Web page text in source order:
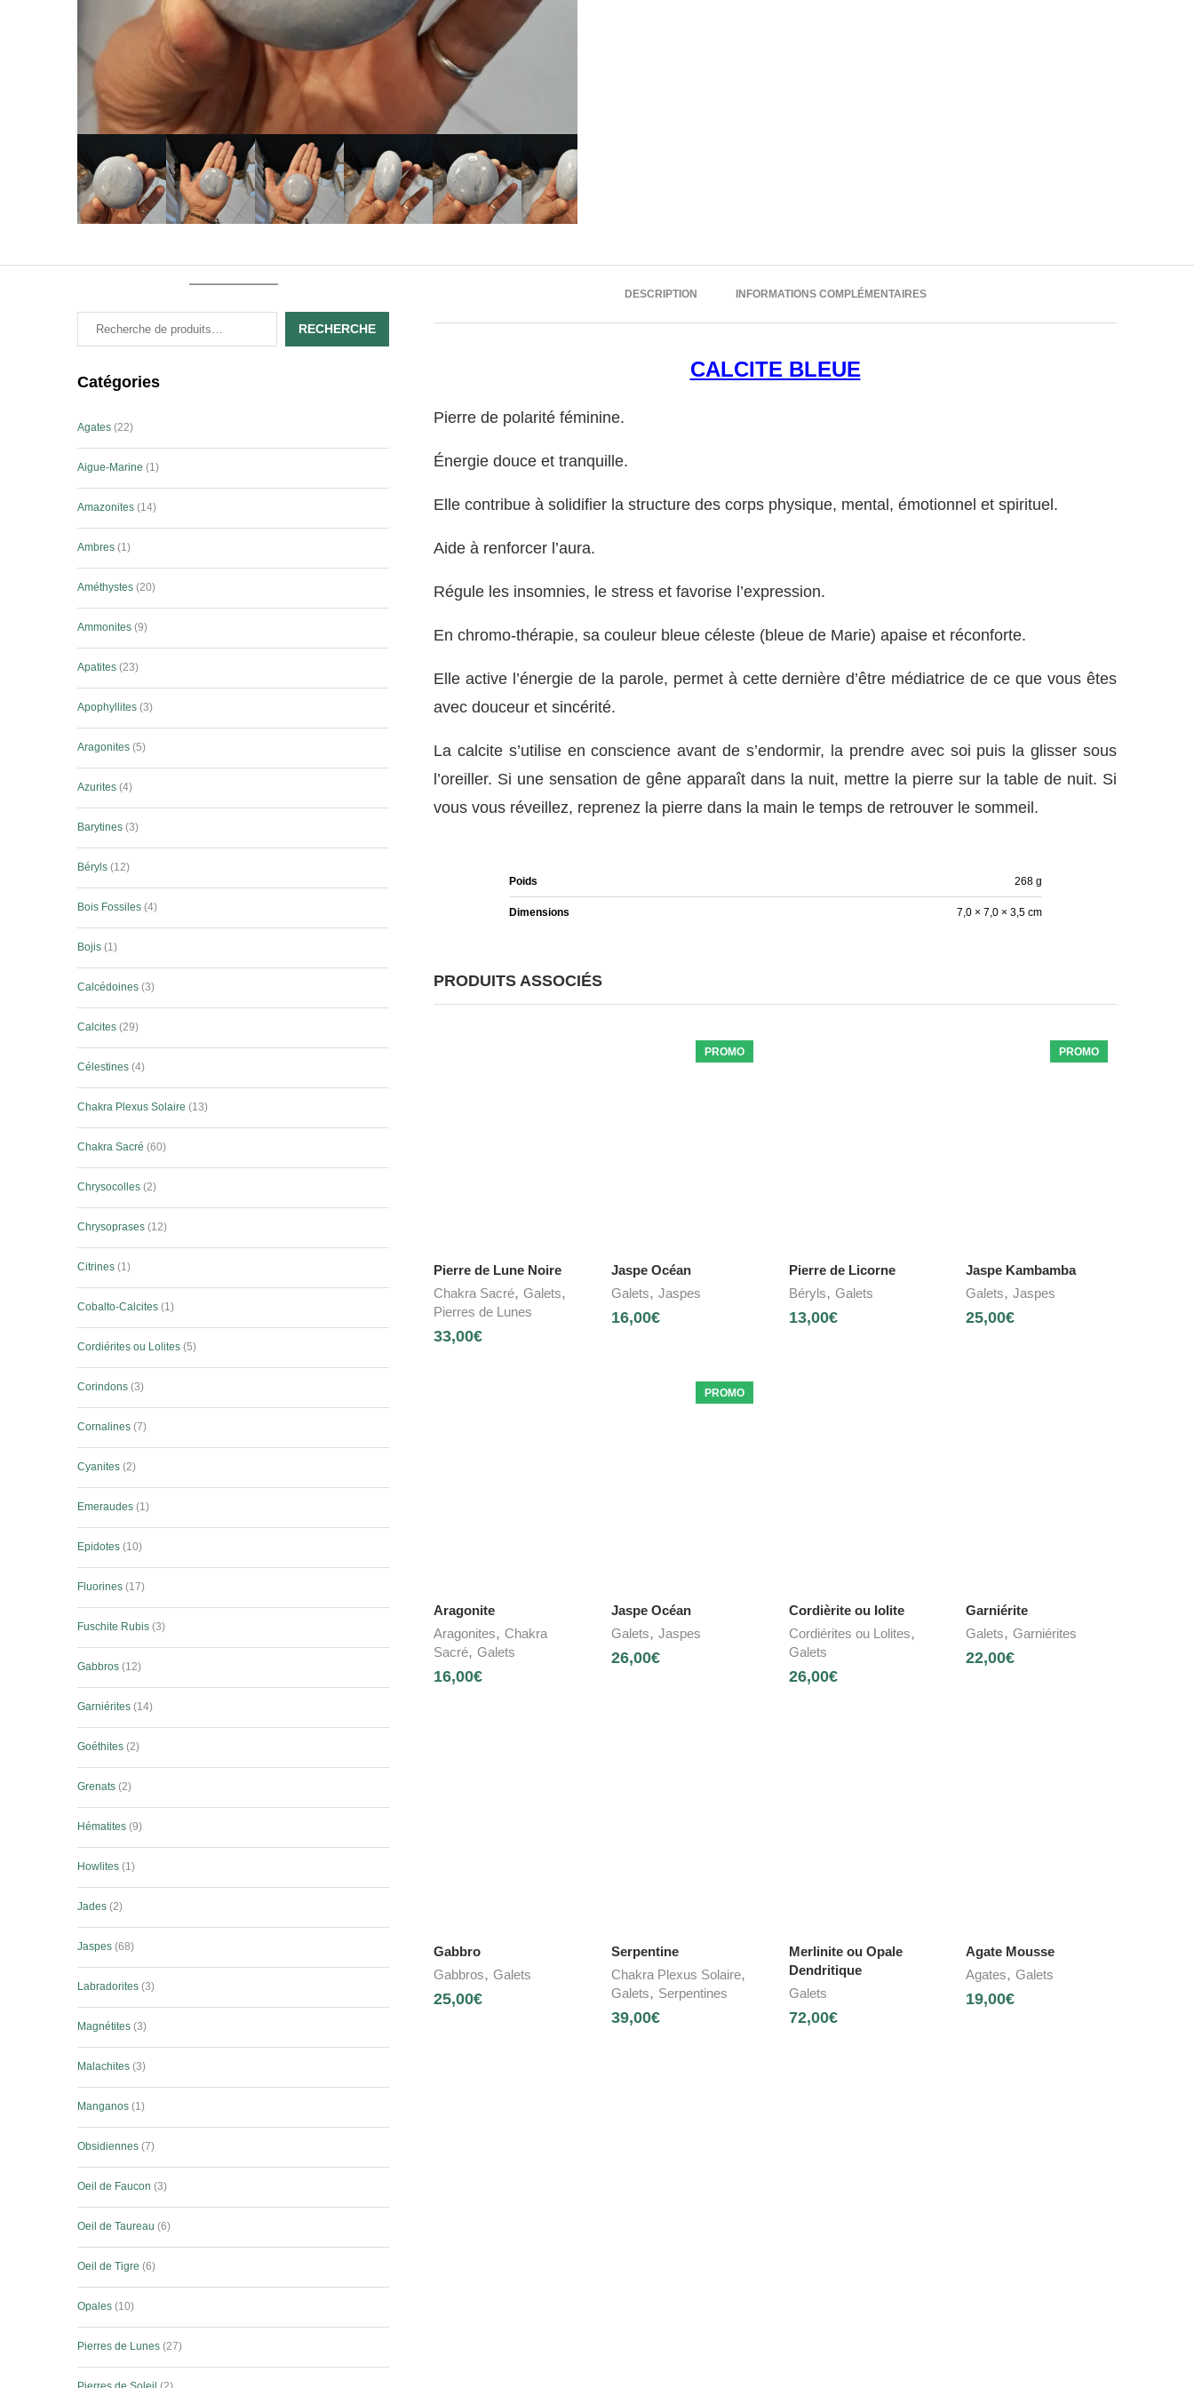
DESCRIPTION INFORMATIONS COMPLÉMENTAIRES
CALCITE BLEUE
Pierre de polarité féminine.
Énergie douce et tranquille.
Elle contribue à solidifier la structure des corps physique, mental, émotionnel et spirituel.
Aide à renforcer l’aura.
Régule les insomnies, le stress et favorise l’expression.
En chromo-thérapie, sa couleur bleue céleste (bleue de Marie) apaise et réconforte.
Elle active l’énergie de la parole, permet à cette dernière d’être médiatrice de ce que vous êtes
avec douceur et sincérité.
La calcite s’utilise en conscience avant de s’endormir, la prendre avec soi puis la glisser sous
l’oreiller. Si une sensation de gêne apparaît dans la nuit, mettre la pierre sur la table de nuit. Si
vous vous réveillez, reprenez la pierre dans la main le temps de retrouver le sommeil.
Poids 268 g
Dimensions 7,0 × 7,0 × 3,5 cm
PRODUITS ASSOCIÉS
Pierre de Lune Noire
Chakra Sacré, Galets,
Pierres de Lunes
33,00€
PROMO
Jaspe Océan
Galets, Jaspes
16,00€
Pierre de Licorne
Béryls, Galets
13,00€
PROMO
Jaspe Kambamba
Galets,Jaspes
25,00€
Aragonite
Aragonites, Chakra
Sacré, Galets
16,00€
PROMO
Jaspe Océan
Galets, Jaspes
26,00€
Cordièrite ou Iolite
Cordiérites ou Lolites,
Galets
26,00€
Garniérite
Galets,Garniérites
22,00€
Gabbro
Gabbros, Galets
25,00€
Serpentine
Chakra Plexus Solaire,
Galets, Serpentines
39,00€
Merlinite ou Opale
Dendritique
Galets
72,00€
Agate Mousse
Agates,Galets
19,00€
RECHERCHE
Catégories
Agates 22
Aigue-Marine 1
Amazonites 14
Ambres 1
Améthystes 20
Ammonites 9
Apatites 23
Apophyllites 3
Aragonites 5
Azurites 4
Barytines 3
Béryls 12
Bois Fossiles 4
Bojis 1
Calcédoines 3
Calcites 29
Célestines 4
Chakra Plexus Solaire 13
Chakra Sacré 60
Chrysocolles 2
Chrysoprases 12
Citrines 1
Cobalto-Calcites 1
Cordiérites ou Lolites 5
Corindons 3
Cornalines 7
Cyanites 2
Emeraudes 1
Epidotes 10
Fluorines 17
Fuschite Rubis 3
Gabbros 12
Garniérites 14
Goéthites 2
Grenats 2
Hématites 9
Howlites 1
Jades 2
Jaspes 68
Labradorites 3
Magnétites 3
Malachites 3
Manganos 1
Obsidiennes 7
Oeil de Faucon 3
Oeil de Taureau 6
Oeil de Tigre 6
Opales 10
Pierres de Lunes 27